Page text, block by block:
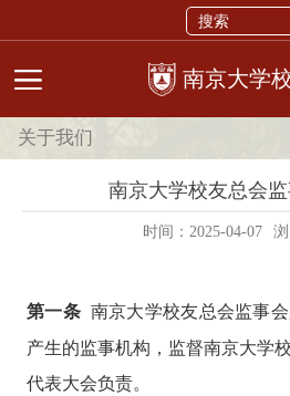
关于我们
南京大学校友总会
时间：2025-04-07 浏
第一条南京大学校友总会监事
产生的监事机构，监督南京大学
代表大会负责。